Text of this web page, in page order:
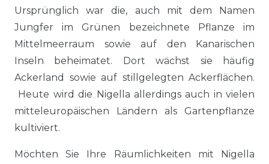
Ursprünglich war die, auch mit dem Namen
Jungfer im Grünen bezeichnete Pflanze im
Mittelmeerraum sowie auf den Kanarischen
Inseln beheimatet. Dort wächst sie häufig
Ackerland sowie auf stillgelegten Ackerflächen.
Heute wird die Nigella allerdings auch in vielen
mitteleuropäischen Ländern als Gartenpflanze
kultiviert.
Möchten Sie Ihre Räumlichkeiten mit Nigella